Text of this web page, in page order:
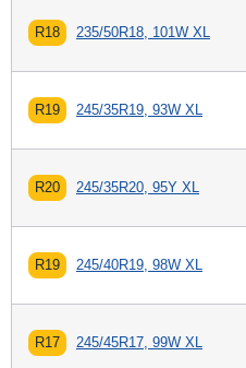
R18 235/50R18, 101W XL
R19 245/35R19, 93W XL
R20 245/35R20, 95Y XL
R19 245/40R19, 98W XL
R17 245/45R17, 99W XL